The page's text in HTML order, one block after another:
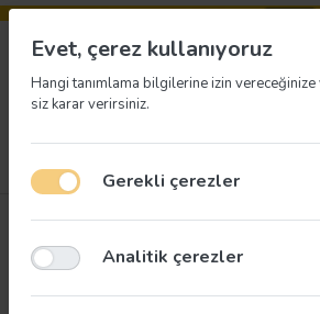
Evet, çerez kullanıyoruz
Hangi tanımlama bilgilerine izin
siz karar verirsiniz.
Gerekli çerezler
Analitik çerezler